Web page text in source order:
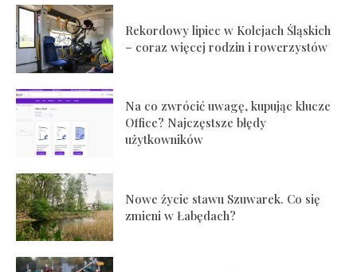
Rekordowy lipiec w Kolejach Śląskich
– coraz więcej rodzin i rowerzystów
Na co zwrócić uwagę, kupując klucze
Office? Najczęstsze błędy
użytkowników
Nowe życie stawu Szuwarek. Co się
zmieni w Łabędach?